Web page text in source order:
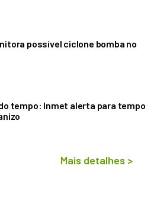
possível ciclone bomba no
tempo: Inmet alerta para tempo
Mais detalhes >